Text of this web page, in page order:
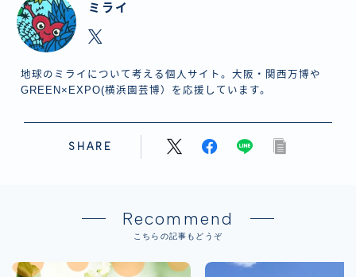
ミライ
地球のミライについて考える個人サイト。大阪・関西万博や
GREEN×EXPO(横浜園芸博）を応援しています。
SHARE
Recommend
こちらの記事もどうぞ